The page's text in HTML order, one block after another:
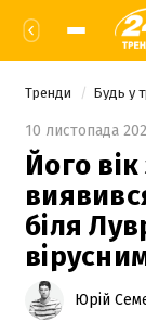
Тренди Будь у
10 листопада
Його
біля
Юрій